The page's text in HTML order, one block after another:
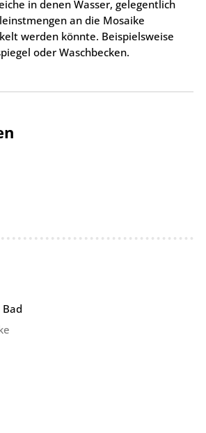
in denen Wasser, gelegentlich
an die Mosaike
werden könnte. Beispielsweise
oder Waschbecken.